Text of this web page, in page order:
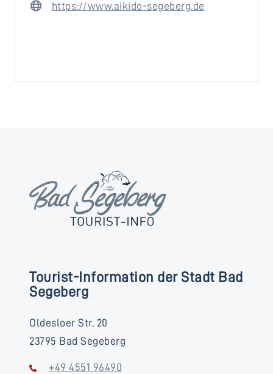
https://www.aikido-segeberg.de
Tourist-Information der Stadt Bad
Segeberg
Oldesloer Str. 20
23795 Bad Segeberg
+49 4551 96490